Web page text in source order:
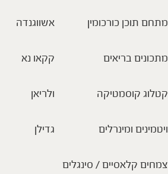
מתחם תוכן כורכומין
מתכונים בריאים
קטלוג קוסמטיקה
ויטמינים ומינרלים
צמחים קלאסיים / סינגלים
אשווגנדה
קקאו נא
ולריאן
גדילן